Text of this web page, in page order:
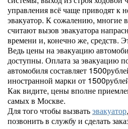
управления всё чаще приводят к
эвакуатор. К сожалению, многие
считают вызов эвакуатора
времени и, конечно же, средств.
Ведь цены на эвакуацию
доступны. Оплата за эвакуацию
автомобиля составляет
иностранной марки от
Как видите, цены вполне
самых в Москве.
Для того чтобы вызватьэвакуатор
позвонить в службу и сделать